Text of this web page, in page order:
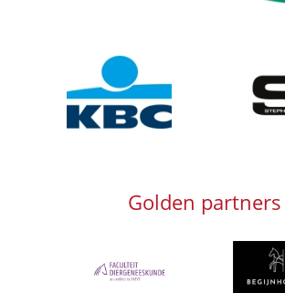
Afbeelding
Golden partners
Afbeelding Afbeelding